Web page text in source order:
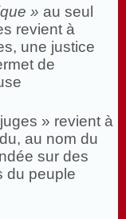
» au seul
revient à
une justice
de
» revient à
au nom du
sur des
du peuple